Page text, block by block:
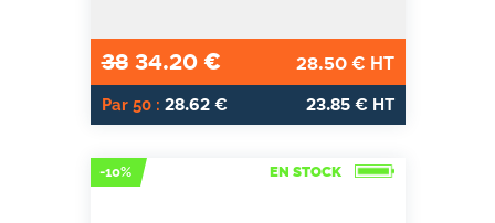
3834.20€ 28.50€ HT
Par 50 : 28.62€ 23.85€ HT
-10% EN STOCK